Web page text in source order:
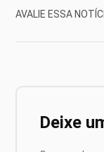
AVALIE ESSA
Deixe